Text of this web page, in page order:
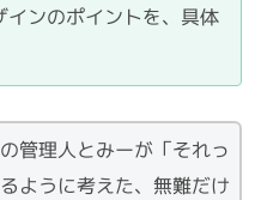
ンのポイントを、具体
管理人とみーが「それっ
ように考えた、無難だけ